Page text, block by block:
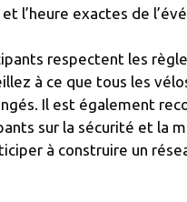
l’heure exactes de
respectent les
à ce que tous les
Il est également
sur la sécurité et la
à construire un